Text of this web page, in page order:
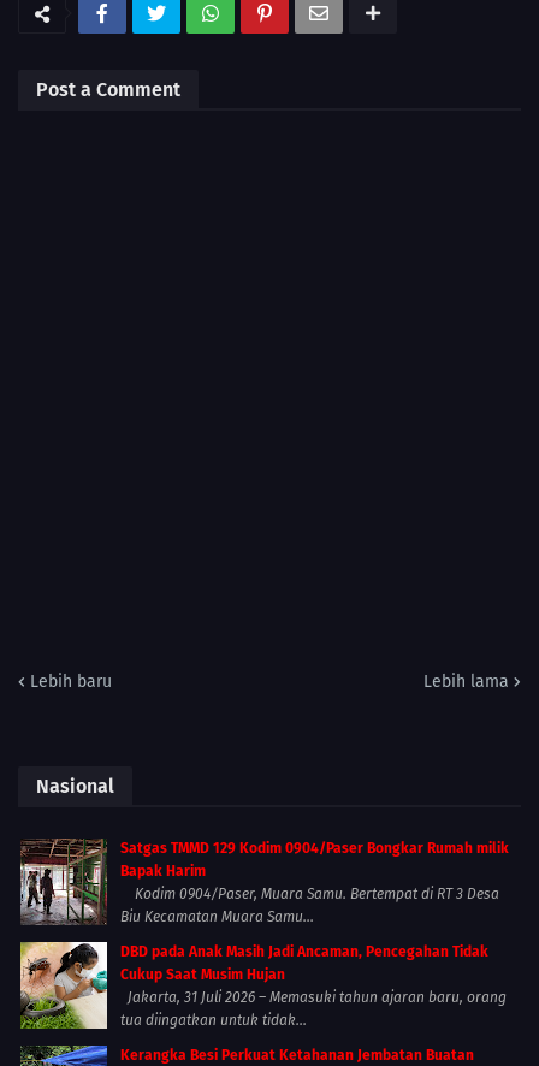
Post a Comment
Lebih baru Lebih lama
Nasional
Satgas TMMD 129 Kodim 0904/Paser Bongkar Rumah milik
Bapak Harim
Kodim 0904/Paser, Muara Samu. Bertempat di RT 3 Desa
Biu Kecamatan Muara Samu...
DBD pada Anak Masih Jadi Ancaman, Pencegahan Tidak
Cukup Saat Musim Hujan
Jakarta, 31 Juli 2026 – Memasuki tahun ajaran baru, orang
tua diingatkan untuk tidak...
Kerangka Besi Perkuat Ketahanan Jembatan Buatan